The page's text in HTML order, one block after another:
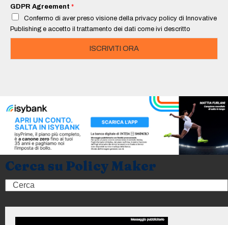
i
*
GDPR Agreement *
Confermo di aver preso visione della privacy policy di Innovative
Publishing e accetto il trattamento dei dati come ivi descritto
ISCRIVITI ORA
Cerca su Policy Maker
Search